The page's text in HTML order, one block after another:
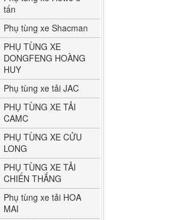
tấn
Phụ tùng xe Shacman
PHỤ TÙNG XE
DONGFENG HOÀNG
HUY
Phụ tùng xe tải JAC
PHỤ TÙNG XE TẢI
CAMC
PHỤ TÙNG XE CỬU
LONG
PHỤ TÙNG XE TẢI
CHIẾN THẮNG
Phụ tùng xe tải HOA
MAI